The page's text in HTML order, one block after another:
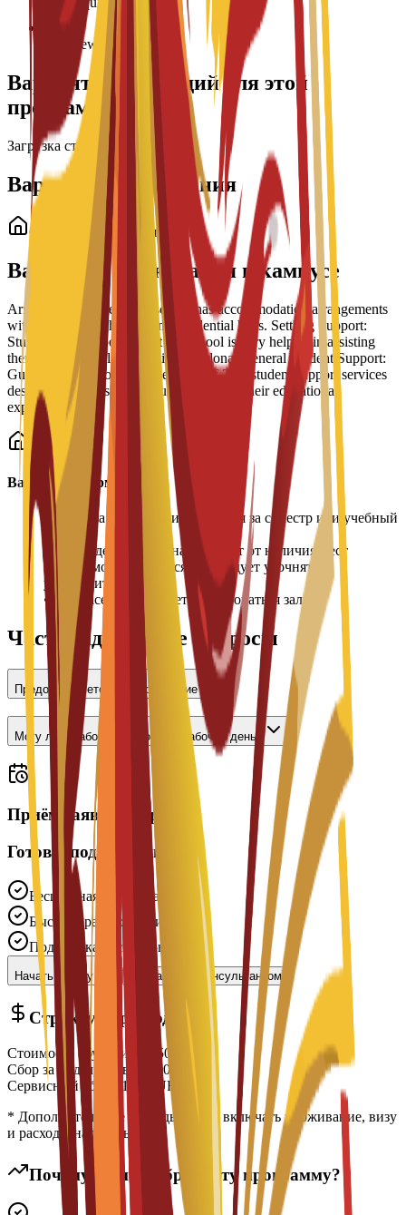
Interview required
Варианты стипендий для этой
программы
Загрузка стипендий...
Варианты проживания
Студенческое проживание
Варианты проживания в кампусе
Arrangement Types: The school has accommodation arrangements
with a number of hostels and residential halls. Settling Support:
Students have reported that the school is very helpful in assisting
them to settle well into life in Barcelona. General Student Support:
Guidance is part of a broader suite of 24/7 student support services
designed to help students succeed during their educational
experience.
Важная информация
•Плата за проживание вносится за семестр или учебный
год
Распределение комнат зависит от наличия мест
• Цены могут меняться, их следует уточнять в
университете
• При заселении может потребоваться залог
Часто задаваемые вопросы
Предоставляется ли проживание?
Могу ли я работать неполный рабочий день?
Приём заявок открыт
Готовы подать заявку?
Бесплатная подача заявки
Быстрое рассмотрение
Поддержка экспертов
Начать заявку Связаться с консультантом
Структура расходов
Стоимость обучения 7,500
EUR
Сбор за подачу заявки
300
Сервисный сбор
150
EUR
* Дополнительные расходы могут включать проживание, визу
и расходы на жизнь
Почему стоит выбрать эту программу?